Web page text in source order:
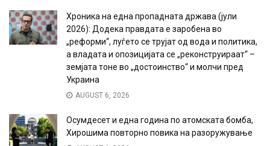
Хроника на една пропадната држава (јули
2026): Додека правдата е заробена во
„реформи“, луѓето се трујат од вода и политика,
а владата и опозицијата се „реконструираат“ –
земјата тоне во „достоинство“ и молчи пред
Украина
AUGUST 6, 2026
Осумдесет и една година по атомската бомба,
Хирошима повторно повика на разоружување